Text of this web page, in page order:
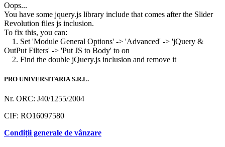
Oops...
You have some jquery.js library include that comes after the Slider
Revolution files js inclusion.
To fix this, you can:
1. Set 'Module General Options' -> 'Advanced' -> 'jQuery &
OutPut Filters' -> 'Put JS to Body' to on
2. Find the double jQuery.js inclusion and remove it
PRO UNIVERSITARIA S.R.L.
Nr. ORC: J40/1255/2004
CIF: RO16097580
Condiții generale de vânzare